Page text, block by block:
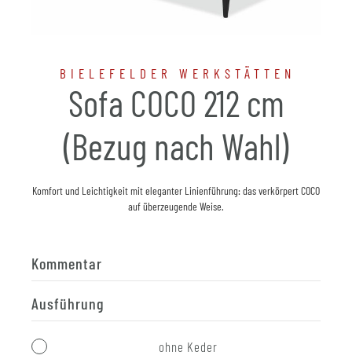
BIELEFELDER WERKSTÄTTEN
Sofa COCO 212 cm
(Bezug nach Wahl)
Komfort und Leichtigkeit mit eleganter Linienführung: das verkörpert COCO
auf überzeugende Weise.
Kommentar
Ausführung
ohne Keder